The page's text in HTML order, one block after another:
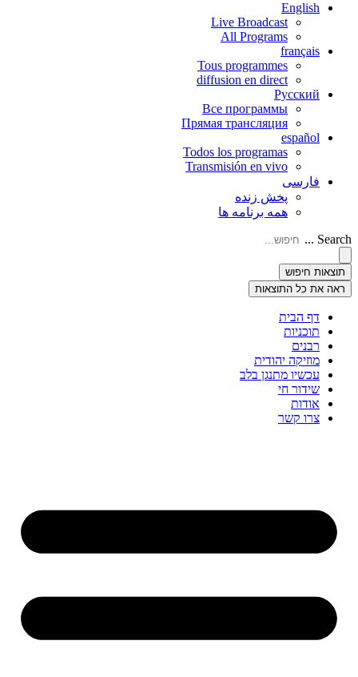
English
Live Broadcast
All Programs
français
Tous programmes
diffusion en direct
Русский
Все программы
Прямая трансляция
español
Todos los programas
Transmisión en vivo
فارسی
پخش زنده
همه برنامه ها
Search ...
תוצאות חיפוש
ראה את כל התוצאות
דף הבית
תוכניות
רבנים
מוזיקה יהודית
עכשיו מתנגן בלב
שידור חי
אודות
צרו קשר